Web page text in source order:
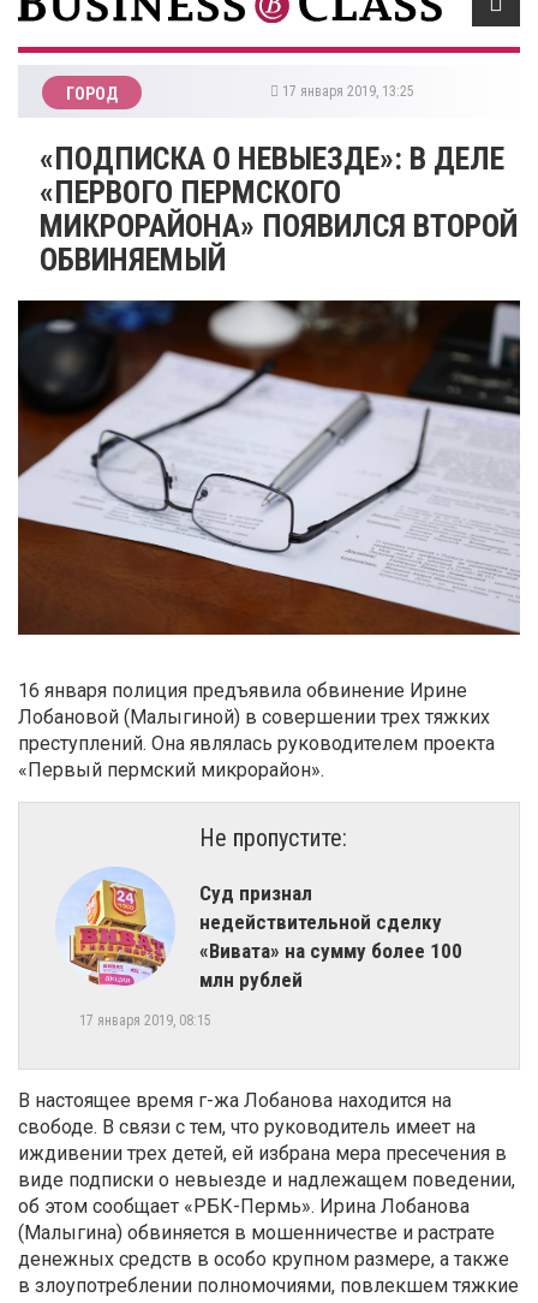
ГОРОД 17 января 2019, 13:25
​«ПОДПИСКА О НЕВЫЕЗДЕ»: В ДЕЛЕ
«ПЕРВОГО ПЕРМСКОГО
МИКРОРАЙОНА» ПОЯВИЛСЯ ВТОРОЙ
ОБВИНЯЕМЫЙ
16 января полиция предъявила обвинение Ирине
Лобановой (Малыгиной) в совершении трех тяжких
преступлений. Она являлась руководителем проекта
«Первый пермский микрорайон».
Не пропустите:
Суд признал
недействительной сделку
«Вивата» на сумму более 100
млн рублей
17 января 2019, 08:15
В настоящее время г-жа Лобанова находится на
свободе. В связи с тем, что руководитель имеет на
иждивении трех детей, ей избрана мера пресечения в
виде подписки о невыезде и надлежащем поведении,
об этом сообщает «РБК-Пермь». Ирина Лобанова
(Малыгина) обвиняется в мошенничестве и растрате
денежных средств в особо крупном размере, а также
в злоупотреблении полномочиями, повлекшем тяжкие